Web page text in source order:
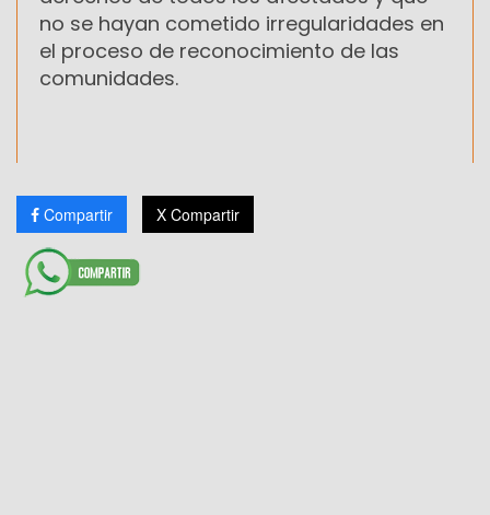
no se hayan cometido irregularidades en
el proceso de reconocimiento de las
comunidades.
Compartir X Compartir